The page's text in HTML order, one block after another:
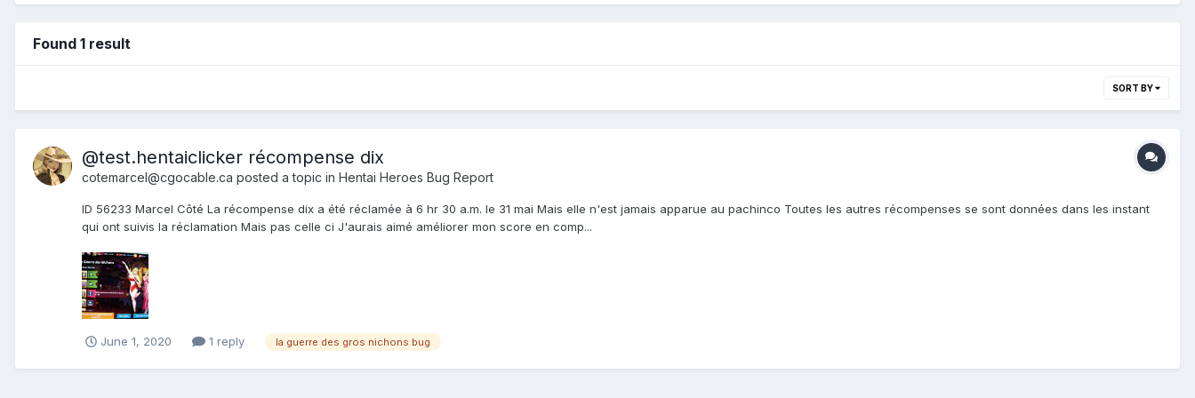
Found 1 result
SORT BY
@test.hentaiclicker récompense dix
cotemarcel@cgocable.ca posted a topic in Hentai Heroes Bug Report
ID 56233 Marcel Côté La récompense dix a été réclamée à 6 hr 30 a.m. le 31 mai Mais elle n'est jamais apparue au pachinco Toutes les autres récompenses se sont données dans les instant
qui ont suivis la réclamation Mais pas celle ci J'aurais aimé améliorer mon score en comp...
June 1, 2020 1 reply la guerre des gros nichons bug